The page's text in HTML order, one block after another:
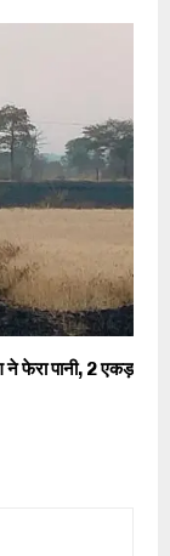
फेरा पानी, 2 एकड़